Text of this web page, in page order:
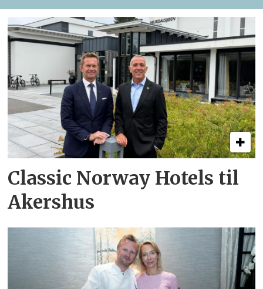
Classic Norway Hotels til
Akershus